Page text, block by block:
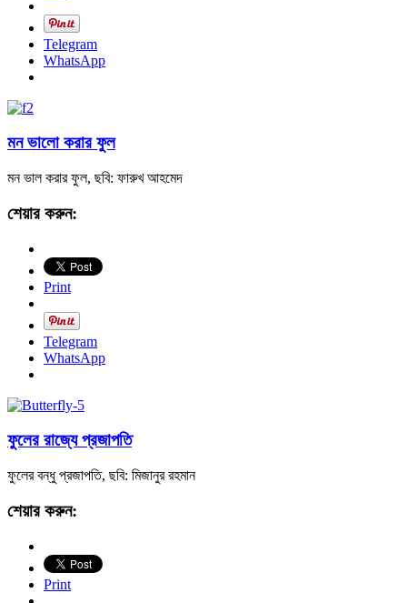
Telegram
WhatsApp
মন ভালো করার ফুল
মন ভাল করার ফুল, ছবি: ফারুখ আহমেদ
শেয়ার করুন:
Print
Telegram
WhatsApp
ফুলের রাজ্যে প্রজাপতি
ফুলের বন্ধু প্রজাপতি, ছবি: মিজানুর রহমান
শেয়ার করুন:
Print